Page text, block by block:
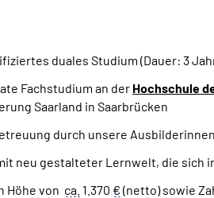
duales Studium (Dauer: 3
Fachstudium an der Hochschule
Saarland in Saarbrücken
durch unsere
neu gestalteter Lernwelt, die sich
Höhe von ca. 1.370 € (netto) sowie